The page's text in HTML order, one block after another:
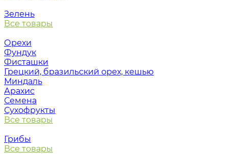
Зелень
Все товары
Орехи
Фундук
Фисташки
Грецкий, бразильский орех, кешью
Миндаль
Арахис
Семена
Сухофрукты
Все товары
Грибы
Все товары